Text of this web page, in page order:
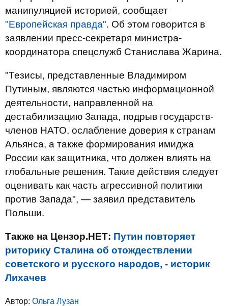
манипуляцией историей, сообщает
"Европейская правда". Об этом говорится в
заявлении пресс-секретаря министра-
координатора спецслужб Станислава Жарина.
"Тезисы, представленные Владимиром
Путиным, являются частью информационной
деятельности, направленной на
дестабилизацию Запада, подрыв государств-
членов НАТО, ослабление доверия к странам
Альянса, а также формирования имиджа
России как защитника, что должен влиять на
глобальные решения. Такие действия следует
оценивать как часть агрессивной политики
против Запада", — заявил представитель
Польши.
Также на Цензор.НЕТ: Путин повторяет
риторику Сталина об отождествлении
советского и русского народов, - историк
Лихачев
Автор: Ольга Лузан